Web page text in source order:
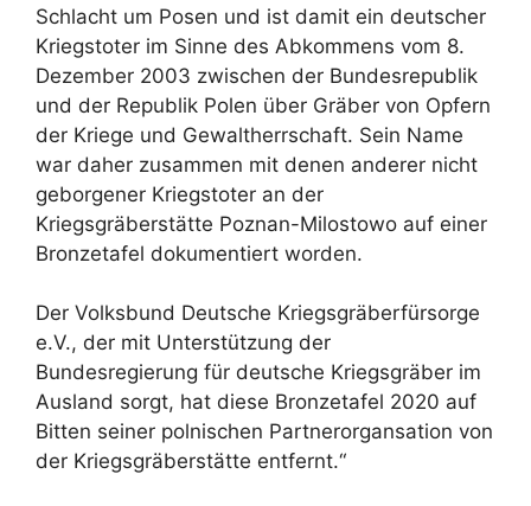
Schlacht um Posen und ist damit ein deutscher
Kriegstoter im Sinne des Abkommens vom 8.
Dezember 2003 zwischen der Bundesrepublik
und der Republik Polen über Gräber von Opfern
der Kriege und Gewaltherrschaft. Sein Name
war daher zusammen mit denen anderer nicht
geborgener Kriegstoter an der
Kriegsgräberstätte Poznan-Milostowo auf einer
Bronzetafel dokumentiert worden.
Der Volksbund Deutsche Kriegsgräberfürsorge
e.V., der mit Unterstützung der
Bundesregierung für deutsche Kriegsgräber im
Ausland sorgt, hat diese Bronzetafel 2020 auf
Bitten seiner polnischen Partnerorgansation von
der Kriegsgräberstätte entfernt.“